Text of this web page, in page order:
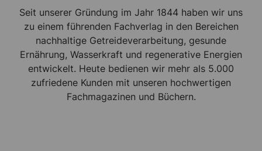
Seit unserer Gründung im Jahr 1844 haben wir uns
zu einem führenden Fachverlag in den Bereichen
nachhaltige Getreideverarbeitung, gesunde
Ernährung, Wasserkraft und regenerative Energien
entwickelt. Heute bedienen wir mehr als 5.000
zufriedene Kunden mit unseren hochwertigen
Fachmagazinen und Büchern.